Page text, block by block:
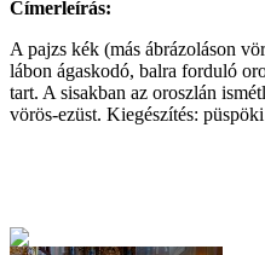
Címerleírás:
A pajzs kék (más ábrázoláson
lábon ágaskodó, balra forduló
tart. A sisakban az oroszlán
vörös-ezüst. Kiegészítés: